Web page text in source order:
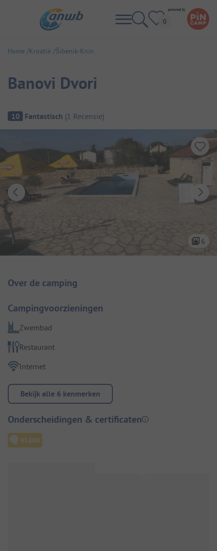
Home Kroatië Šibenik-Knin
Banovi Dvori
Camping overzicht
10 Fantastisch (1 Recensie)
6
Over de camping
Campingvoorzieningen
Zwembad
Restaurant
Internet
Bekijk alle 6 kenmerken
Onderscheidingen & certificaten